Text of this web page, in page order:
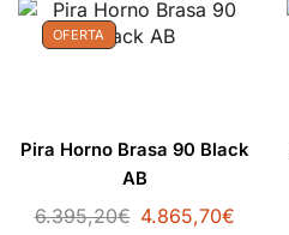
OFERTA
Pira Horno Brasa 90 Black
AB
6.395,20€ 4.865,70€